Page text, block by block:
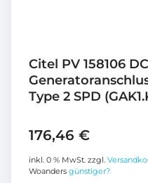
Citel PV 158106 DC
Type 2 SPD
176,46 €
inkl. 0 % MwSt. zzgl.
Woanders günstiger?